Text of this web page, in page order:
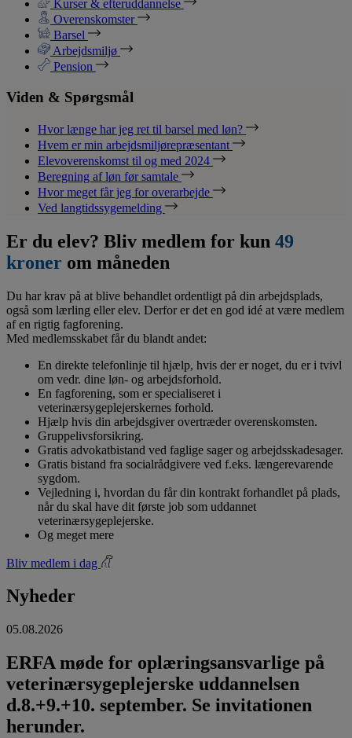
Kurser & efteruddannelse
Overenskomster
Barsel
Arbejdsmiljø
Pension
Viden & Spørgsmål
Hvor længe har jeg ret til barsel med løn?
Hvem er min arbejdsmiljørepræsentant
Elevoverenskomst til og med 2024
Beregning af løn før samtale
Hvor meget får jeg for overarbejde
Ved langtidssygemelding
Er du elev? Bliv medlem for kun 49
kroner om måneden
Du har krav på at blive behandlet ordentligt på din arbejdsplads,
også som lærling eller elev. Derfor er det en god idé at være medlem
af en rigtig fagforening.
Med medlemsskabet får du blandt andet:
En direkte telefonlinje til hjælp, hvis der er noget, du er i tvivl
om vedr. dine løn- og arbejdsforhold.
En fagforening, som er specialiseret i
veterinærsygeplejerskernes forhold.
Hjælp hvis din arbejdsgiver overtræder overenskomsten.
Gruppelivsforsikring.
Gratis advokatbistand ved faglige sager og arbejdsskadesager.
Gratis bistand fra socialrådgivere ved f.eks. længerevarende
sygdom.
Vejledning i, hvordan du får din kontrakt forhandlet på plads,
når du skal have dit første job som uddannet
veterinærsygeplejerske.
Og meget mere
Bliv medlem i dag
Nyheder
05.08.2026
ERFA møde for oplæringsansvarlige på
veterinærsygeplejerske uddannelsen
d.8.+9.+10. september. Se invitationen
herunder.